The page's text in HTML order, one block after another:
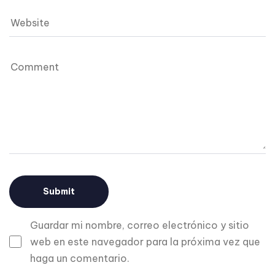
Guardar mi nombre, correo electrónico y sitio
web en este navegador para la próxima vez que
haga un comentario.